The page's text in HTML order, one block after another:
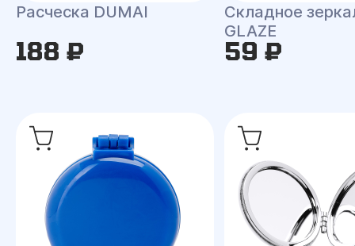
Расческа DUMAI
188 ₽
Складное
GLAZE
59 ₽